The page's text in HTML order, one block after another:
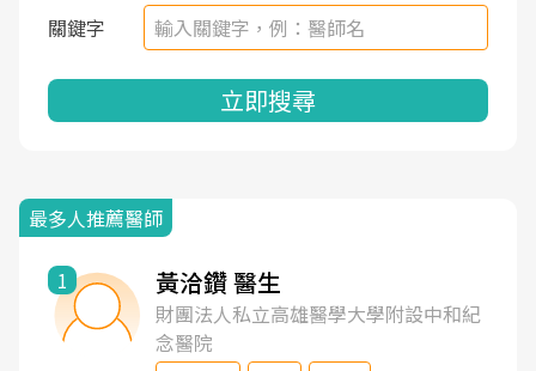
關鍵字
立即搜尋
最多人推薦醫師
1 黃洽鑽 醫生
財團法人私立高雄醫學大學附設中和紀
念醫院